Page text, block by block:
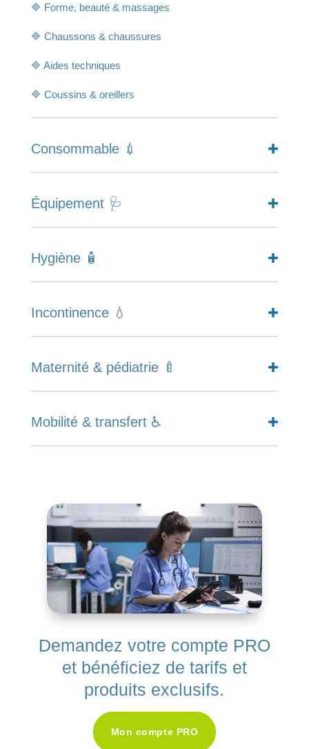
🔷 Forme, beauté & massages
🔷 Chaussons & chaussures
🔷 Aides techniques
🔷 Coussins & oreillers
Consommable 💉
Équipement 🩺
Hygiène 🧴
Incontinence 💧
Maternité & pédiatrie 🍼
Mobilité & transfert ♿
Demandez votre compte PRO
et bénéficiez de tarifs et
produits exclusifs.
Mon compte PRO